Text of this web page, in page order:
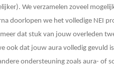
We verzamelen zoveel
doorlopen we het volledige NEI
dat stuk van jouw overleden
ook dat jouw aura volledig gevuld
ondersteuning zoals aura-